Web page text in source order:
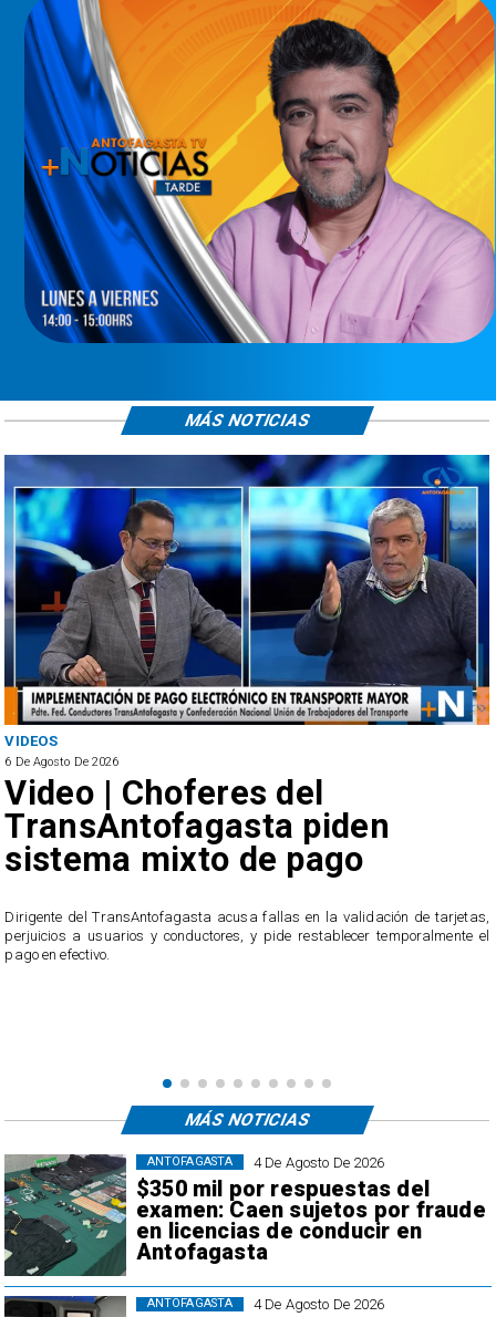
VIDEOS
6 De Agosto De 2026
Video | Choferes del
TransAntofagasta piden
sistema mixto de pago
​Dirigente del TransAntofagasta acusa fallas en la validación de tarjetas,
perjuicios a usuarios y conductores, y pide restablecer temporalmente el
pago en efectivo.
MÁS NOTICIAS
4 De Agosto De 2026
$350 mil por respuestas del
examen: Caen sujetos por fraude
en licencias de conducir en
Antofagasta
ANTOFAGASTA
4 De Agosto De 2026
ANTOFAGASTA
MÁS NOTICIAS